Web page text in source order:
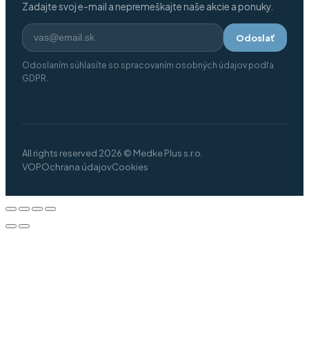
Zadajte svoj e-mail a nepremeškajte naše akcie a ponuky.
Odoslať
Odoslaním súhlasíte so spracovaním osobných údajov podľa
GDPR.
All rights reserved 2026 © Medke Plus s.r.o.
VOPOchrana údajovCookies